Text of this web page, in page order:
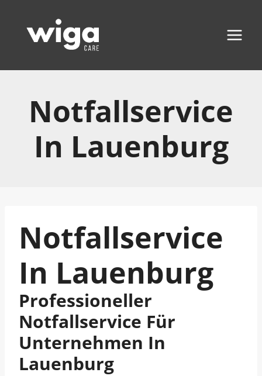
Inhalt
springen
Notfallservice
In Lauenburg
Notfallservice
In Lauenburg
Professioneller
Notfallservice Für
Unternehmen In
Lauenburg